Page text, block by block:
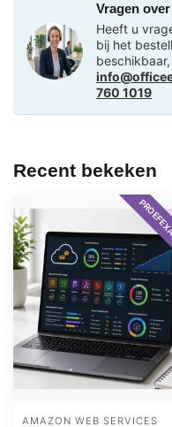
Vragen
Heeft u
bij het
760 1019
Recent bekeken
AMAZON WEB SERVICES